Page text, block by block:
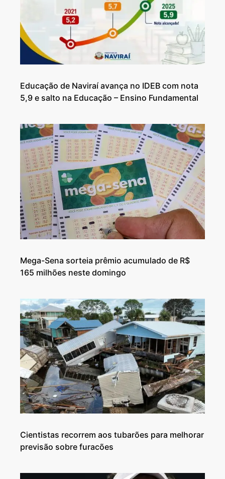
Educação de Naviraí avança no IDEB com nota
5,9 e salto na Educação – Ensino Fundamental
Mega-Sena sorteia prêmio acumulado de R$
165 milhões neste domingo
Cientistas recorrem aos tubarões para melhorar
previsão sobre furacões